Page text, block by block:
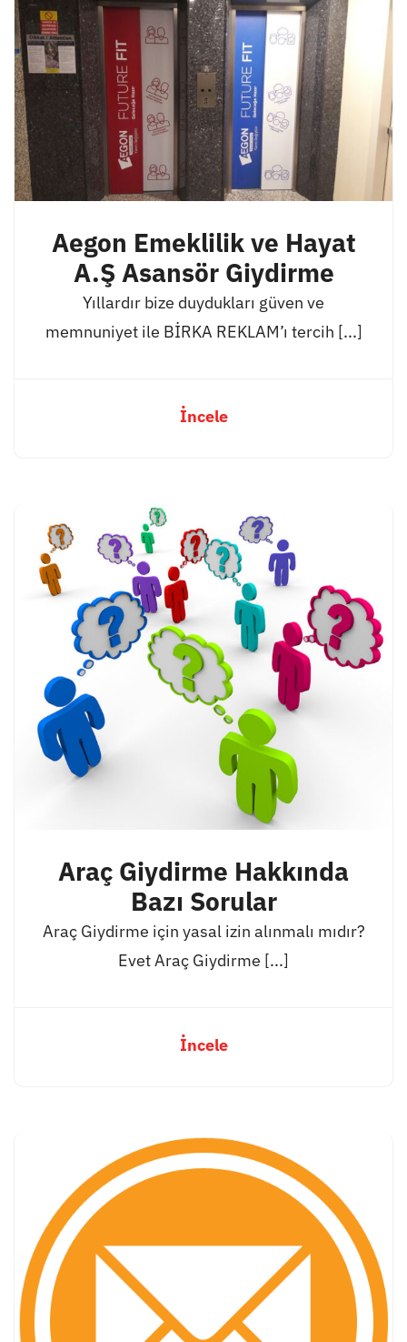
Aegon Emeklilik ve Hayat
A.Ş Asansör Giydirme
Yıllardır bize duydukları güven ve
memnuniyet ile BİRKA REKLAM’ı tercih [...]
İncele
Araç Giydirme Hakkında
Bazı Sorular
Araç Giydirme için yasal izin alınmalı mıdır?
Evet Araç Giydirme [...]
İncele